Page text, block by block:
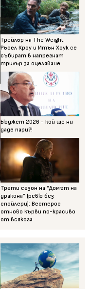
Трейлър на The Weight:
Ръсел Кроу и Итън Хоук се
събират в напрегнат
трилър за оцеляване
Бюджет 2026 - кой ще ни
даде пари?!
Трети сезон на “Домът на
дракона” (ревю без
спойлери): Вестерос
отново кърви по-красиво
от всякога